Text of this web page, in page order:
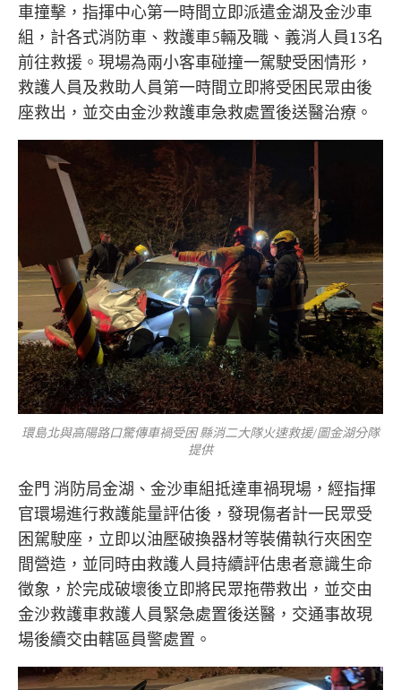
車撞擊，指揮中心第一時間立即派遣金湖及金沙車
組，計各式消防車、救護車5輛及職、義消人員13名
前往救援。現場為兩小客車碰撞一駕駛受困情形，
救護人員及救助人員第一時間立即將受困民眾由後
座救出，並交由金沙救護車急救處置後送醫治療。
環島北與高陽路口驚傳車禍受困 縣消二大隊火速救援/圖金湖分隊
提供
金門 消防局金湖、金沙車組抵達車禍現場，經指揮
官環場進行救護能量評估後，發現傷者計一民眾受
困駕駛座，立即以油壓破換器材等裝備執行夾困空
間營造，並同時由救護人員持續評估患者意識生命
徵象，於完成破壞後立即將民眾拖帶救出，並交由
金沙救護車救護人員緊急處置後送醫，交通事故現
場後續交由轄區員警處置。